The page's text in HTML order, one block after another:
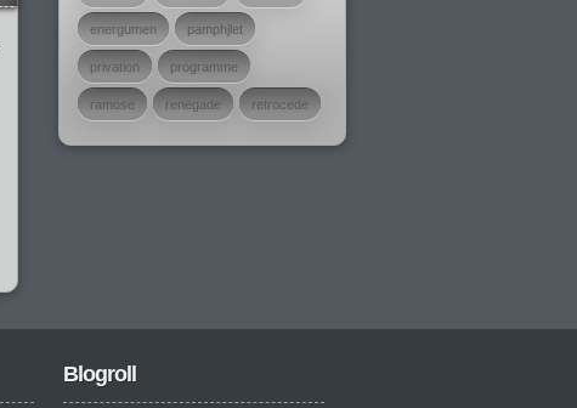
energumen pamphjlet
privation programme
ramose renegade retrocede
Blogroll